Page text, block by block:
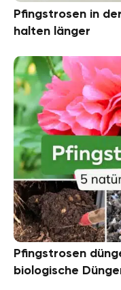
Pfingstrosen in
halten länger
Pfingstrosen
biologische